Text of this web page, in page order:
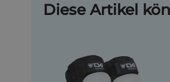
Diese Artikel